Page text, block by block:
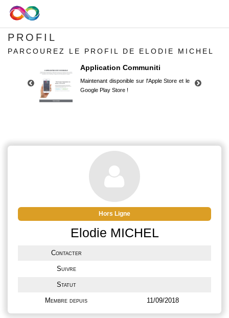
PROFIL
PARCOUREZ LE PROFIL DE ELODIE MICHEL
Application Communiti
Maintenant disponible sur l'Apple Store et le
Google Play Store !
Google Play Store !
Hors Ligne
Elodie MICHEL
Contacter
Suivre
Statut
Membre depuis 11/09/2018